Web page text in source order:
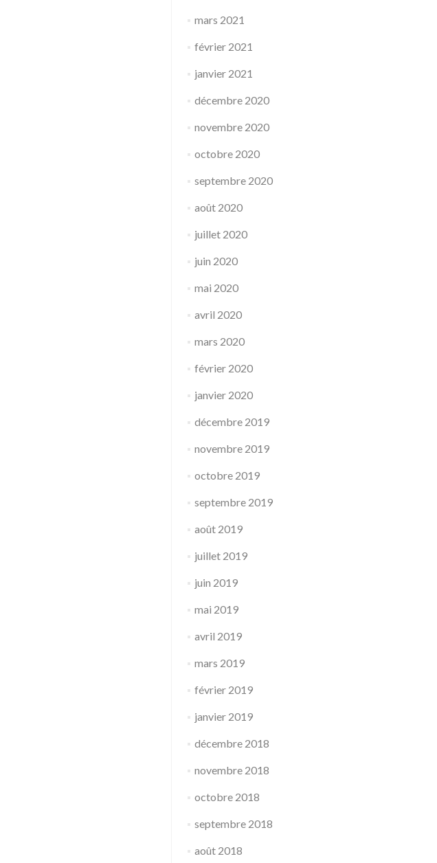
mars 2021
février 2021
janvier 2021
décembre 2020
novembre 2020
octobre 2020
septembre 2020
août 2020
juillet 2020
juin 2020
mai 2020
avril 2020
mars 2020
février 2020
janvier 2020
décembre 2019
novembre 2019
octobre 2019
septembre 2019
août 2019
juillet 2019
juin 2019
mai 2019
avril 2019
mars 2019
février 2019
janvier 2019
décembre 2018
novembre 2018
octobre 2018
septembre 2018
août 2018